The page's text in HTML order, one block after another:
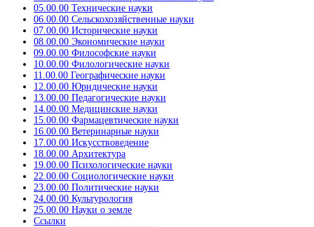
05.00.00 Технические науки
06.00.00 Сельскохозяйственные науки
07.00.00 Исторические науки
08.00.00 Экономические науки
09.00.00 Философские науки
10.00.00 Филологические науки
11.00.00 Географические науки
12.00.00 Юридические науки
13.00.00 Педагогические науки
14.00.00 Медицинские науки
15.00.00 Фармацевтические науки
16.00.00 Ветеринарные науки
17.00.00 Искусствоведение
18.00.00 Архитектура
19.00.00 Психологические науки
22.00.00 Социологические науки
23.00.00 Политические науки
24.00.00 Культурология
25.00.00 Науки о земле
Ссылки